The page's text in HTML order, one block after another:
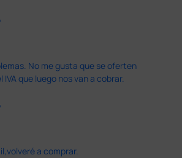
No me gusta que se oferten
que luego nos van a cobrar.
a comprar.